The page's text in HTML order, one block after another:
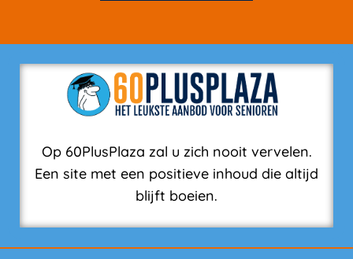
Op 60PlusPlaza zal u zich nooit vervelen.
Een site met een positieve inhoud die altijd
blijft boeien.